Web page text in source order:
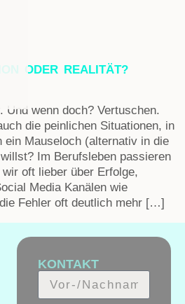
ODER REALITÄT?
Und wenn doch? Vertuschen.
die peinlichen Situationen, in
ein Mauseloch (alternativ in die
Im Berufsleben passieren
oft lieber über Erfolge,
Media Kanälen wie
Fehler oft deutlich mehr […]
KONTAKT